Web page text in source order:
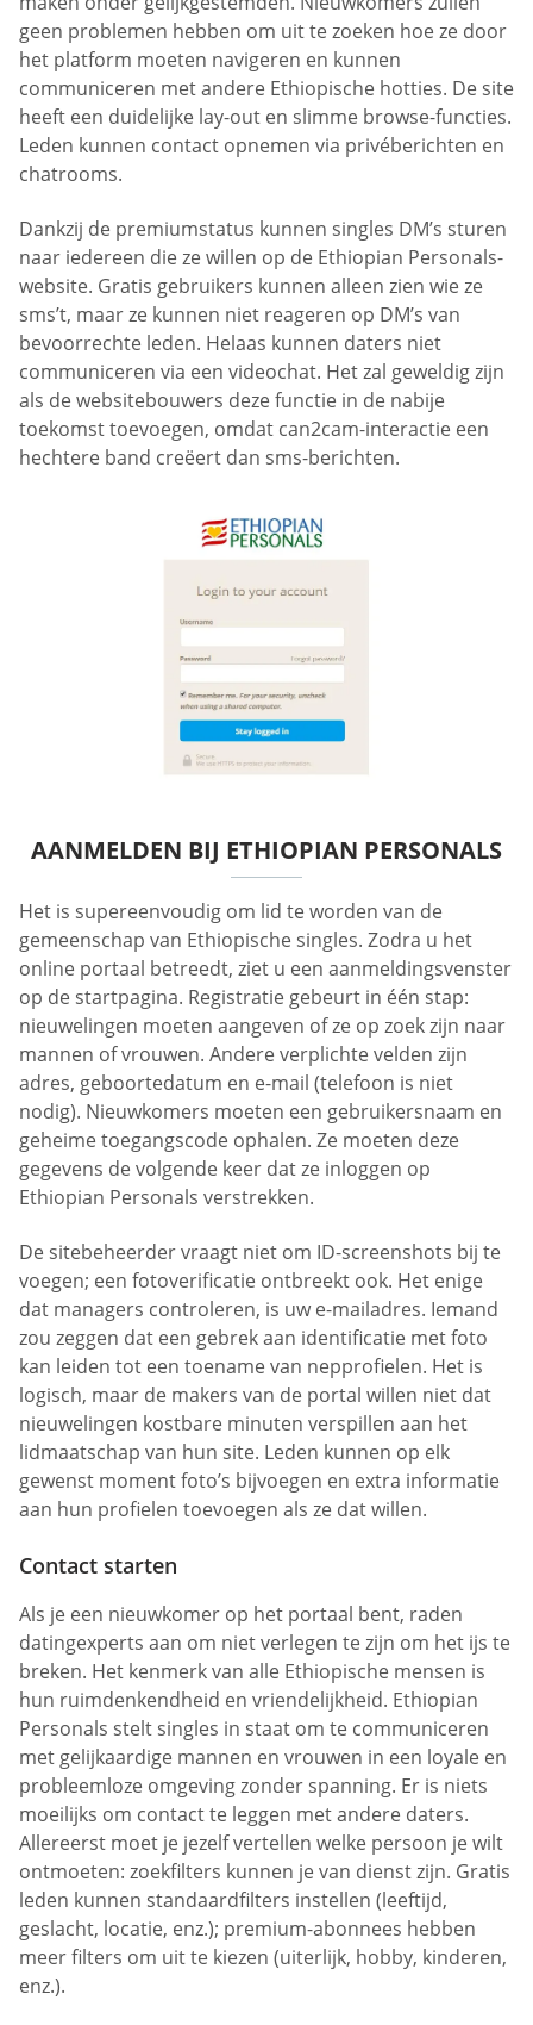
geen problemen hebben om uit te zoeken hoe ze door
het platform moeten navigeren en kunnen
communiceren met andere Ethiopische hotties. De site
heeft een duidelijke lay-out en slimme browse-functies.
Leden kunnen contact opnemen via privéberichten en
chatrooms.
Dankzij de premiumstatus kunnen singles DM’s sturen
naar iedereen die ze willen op de Ethiopian Personals-
website. Gratis gebruikers kunnen alleen zien wie ze
sms’t, maar ze kunnen niet reageren op DM’s van
bevoorrechte leden. Helaas kunnen daters niet
communiceren via een videochat. Het zal geweldig zijn
als de websitebouwers deze functie in de nabije
toekomst toevoegen, omdat can2cam-interactie een
hechtere band creëert dan sms-berichten.
AANMELDEN BIJ ETHIOPIAN PERSONALS
Het is supereenvoudig om lid te worden van de
gemeenschap van Ethiopische singles. Zodra u het
online portaal betreedt, ziet u een aanmeldingsvenster
op de startpagina. Registratie gebeurt in één stap:
nieuwelingen moeten aangeven of ze op zoek zijn naar
mannen of vrouwen. Andere verplichte velden zijn
adres, geboortedatum en e-mail (telefoon is niet
nodig). Nieuwkomers moeten een gebruikersnaam en
geheime toegangscode ophalen. Ze moeten deze
gegevens de volgende keer dat ze inloggen op
Ethiopian Personals verstrekken.
De sitebeheerder vraagt niet om ID-screenshots bij te
voegen; een fotoverificatie ontbreekt ook. Het enige
dat managers controleren, is uw e-mailadres. Iemand
zou zeggen dat een gebrek aan identificatie met foto
kan leiden tot een toename van nepprofielen. Het is
logisch, maar de makers van de portal willen niet dat
nieuwelingen kostbare minuten verspillen aan het
lidmaatschap van hun site. Leden kunnen op elk
gewenst moment foto’s bijvoegen en extra informatie
aan hun profielen toevoegen als ze dat willen.
Contact starten
Als je een nieuwkomer op het portaal bent, raden
datingexperts aan om niet verlegen te zijn om het ijs te
breken. Het kenmerk van alle Ethiopische mensen is
hun ruimdenkendheid en vriendelijkheid. Ethiopian
Personals stelt singles in staat om te communiceren
met gelijkaardige mannen en vrouwen in een loyale en
probleemloze omgeving zonder spanning. Er is niets
moeilijks om contact te leggen met andere daters.
Allereerst moet je jezelf vertellen welke persoon je wilt
ontmoeten: zoekfilters kunnen je van dienst zijn. Gratis
leden kunnen standaardfilters instellen (leeftijd,
geslacht, locatie, enz.); premium-abonnees hebben
meer filters om uit te kiezen (uiterlijk, hobby, kinderen,
enz.).